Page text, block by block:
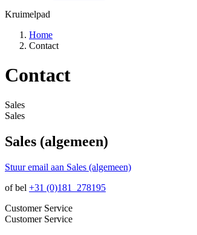
Kruimelpad
Home
Contact
Contact
Sales
Sales
Sales (algemeen)
Stuur email aan Sales (algemeen)
of bel +31 (0)181 278195
Customer Service
Customer Service